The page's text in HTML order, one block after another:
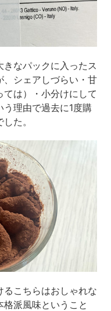
なパックに入ったス
、シェアしづらい・甘
は）・小分けにして
理由で過去に1度購
た。
こちらはおしゃれな
派風味ということ